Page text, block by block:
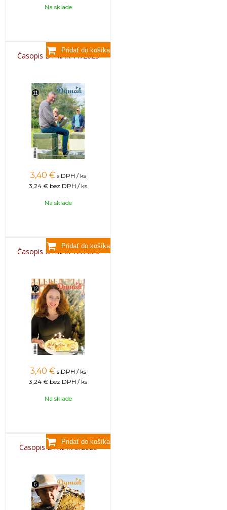
Na sklade
Časopis DYMÁK 11/2025
3,40 € s DPH / ks
3,24 € bez DPH / ks
Na sklade
Časopis DYMÁK 12/2025
3,40 € s DPH / ks
3,24 € bez DPH / ks
Na sklade
Časopis DYMÁK 5/2025